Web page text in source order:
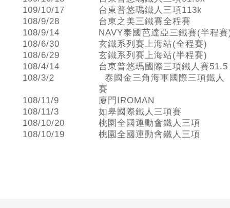
109/10/17
台東普悠瑪鐵人三項113k
108/9/28
台東之美三鐵賽全程賽
108/9/14
NAVY泰國芭達亞三鐵賽(半程
108/6/30
玄鐵系列賽上海站(全程賽)
108/6/29
玄鐵系列賽上海站(半程賽)
108/4/14
台東普悠瑪國際三項鐵人賽51.5
108/3/2
泰國金三角海軍國際三項鐵人
賽
108/11/9
廈門IROMAN
108/11/3
如皋國際鐵人三項賽
108/10/20 桃園全國運動會鐵人三項
108/10/19
桃園全國運動會鐵人三項